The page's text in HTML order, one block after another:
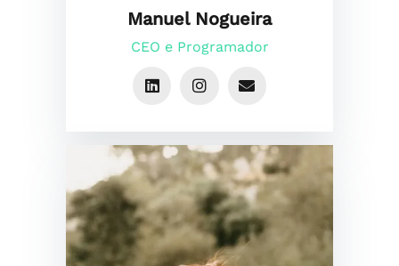
Manuel Nogueira
CEO e Programador